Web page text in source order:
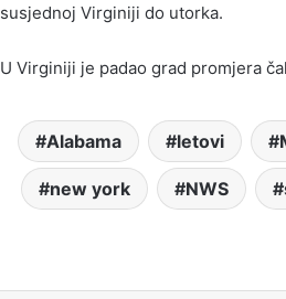
susjednoj Virginiji do utorka.
U Virginiji je padao grad promjera
Alabama letovi
new york NWS